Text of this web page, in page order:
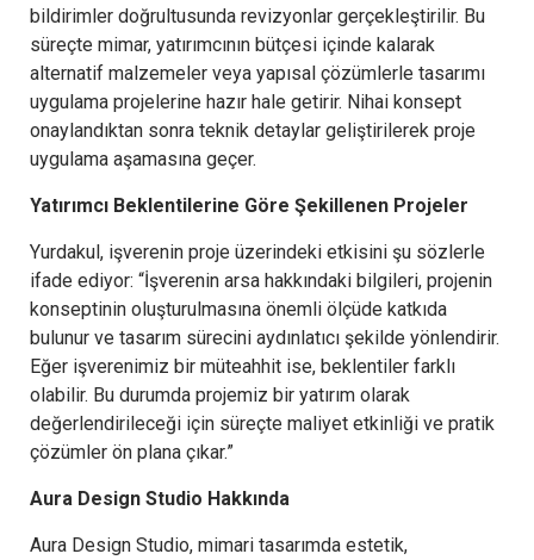
bildirimler doğrultusunda revizyonlar gerçekleştirilir. Bu
süreçte mimar, yatırımcının bütçesi içinde kalarak
alternatif malzemeler veya yapısal çözümlerle tasarımı
uygulama projelerine hazır hale getirir. Nihai konsept
onaylandıktan sonra teknik detaylar geliştirilerek proje
uygulama aşamasına geçer.
Yatırımcı Beklentilerine Göre Şekillenen Projeler
Yurdakul, işverenin proje üzerindeki etkisini şu sözlerle
ifade ediyor: “İşverenin arsa hakkındaki bilgileri, projenin
konseptinin oluşturulmasına önemli ölçüde katkıda
bulunur ve tasarım sürecini aydınlatıcı şekilde yönlendirir.
Eğer işverenimiz bir müteahhit ise, beklentiler farklı
olabilir. Bu durumda projemiz bir yatırım olarak
değerlendirileceği için süreçte maliyet etkinliği ve pratik
çözümler ön plana çıkar.”
Aura Design Studio Hakkında
Aura Design Studio, mimari tasarımda estetik,